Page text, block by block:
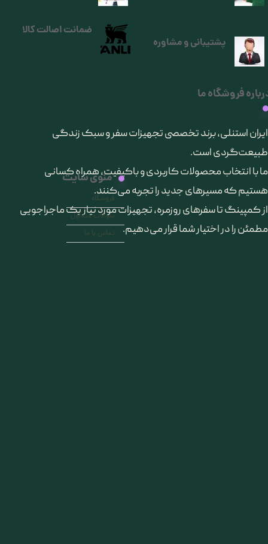
فروشگاه ما
​ایران استنلی، برند تخصصی تجهیزات سفر و سبک زندگی
طبیعت‌گردی است.
ما با انتخاب محصولات کاربردی و باکیفیت، همراه کسانی
هستیم که مسیرهای جدید را تجربه می‌کنند.
از کمپینگ تا سفرهای روزمره، تجهیزات مورد نیاز یک ماجراجویی
مطمئن را در اختیار شما قرار می‌دهیم.
منوی سایت
فروشگاه
سوالات متداول
تماس با ما
پشتیبانی و مشاوره
ضمانت اصالت کالا